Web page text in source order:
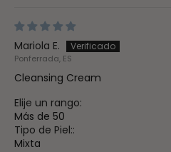
Mariola E.
Ponferrada, ES
Cleansing Cream
Elije un rango:
Más de 50
Tipo de Piel::
Mixta